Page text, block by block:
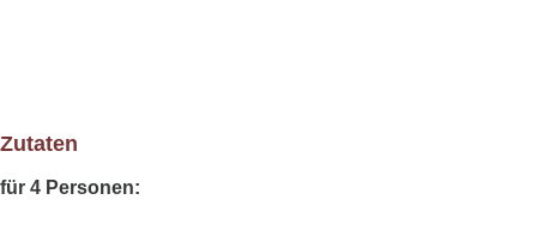
Zutaten
für 4 Personen: